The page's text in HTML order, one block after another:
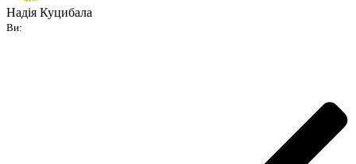
Надія Куцибала
Ви: